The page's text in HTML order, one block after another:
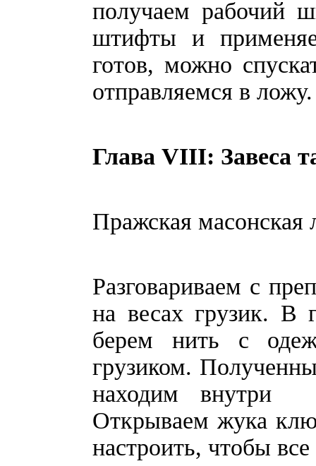
получаем рабочий
штифты и
готов, можно
отправляемся в ложу.
Глава VIII: Завеса
Пражская масонская
Разговариваем с
на весах грузик. В
берем нить с
грузиком.
находим внутри
Открываем жука
настроить, чтобы